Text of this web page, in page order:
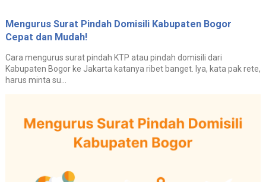
Mengurus Surat Pindah Domisili Kabupaten Bogor
Cepat dan Mudah!
Cara mengurus surat pindah KTP atau pindah domisili dari
Kabupaten Bogor ke Jakarta katanya ribet banget. Iya, kata pak rete,
harus minta su...